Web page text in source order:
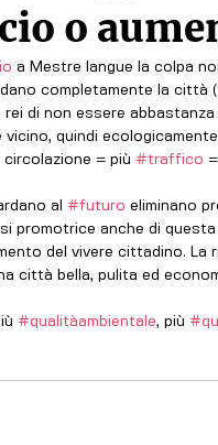
o
a Mestre langue la colpa
completamente la
di non essere
quindi
= più #traffico
al #futuro eliminano
promotrice anche di
del vivere cittadino.
città bella, pulita ed
#qualitàambientale, più